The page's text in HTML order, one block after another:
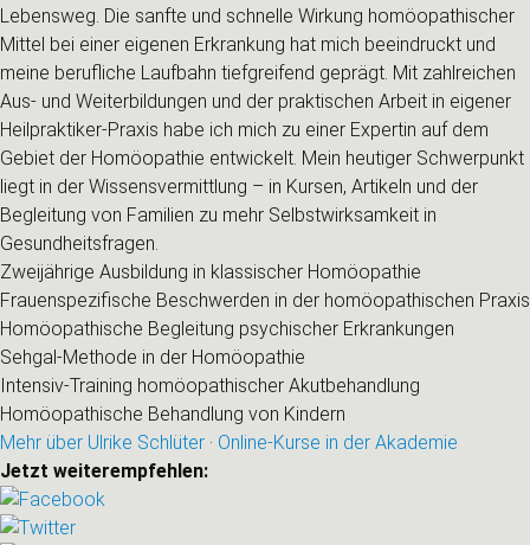
Lebensweg. Die sanfte und schnelle Wirkung homöopathischer
Mittel bei einer eigenen Erkrankung hat mich beeindruckt und
meine berufliche Laufbahn tiefgreifend geprägt. Mit zahlreichen
Aus- und Weiterbildungen und der praktischen Arbeit in eigener
Heilpraktiker-Praxis habe ich mich zu einer Expertin auf dem
Gebiet der Homöopathie entwickelt. Mein heutiger Schwerpunkt
liegt in der Wissensvermittlung – in Kursen, Artikeln und der
Begleitung von Familien zu mehr Selbstwirksamkeit in
Gesundheitsfragen.
Zweijährige Ausbildung in klassischer Homöopathie
Frauenspezifische Beschwerden in der homöopathischen Praxis
Homöopathische Begleitung psychischer Erkrankungen
Sehgal-Methode in der Homöopathie
Intensiv-Training homöopathischer Akutbehandlung
Homöopathische Behandlung von Kindern
Mehr über Ulrike Schlüter · Online-Kurse in der Akademie
Jetzt weiterempfehlen: